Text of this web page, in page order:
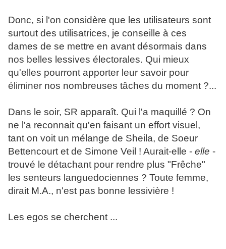
Donc, si l'on considère que les utilisateurs sont
surtout des utilisatrices, je conseille à ces
dames de se mettre en avant désormais dans
nos belles lessives électorales. Qui mieux
qu'elles pourront apporter leur savoir pour
éliminer nos nombreuses tâches du moment ?...
Dans le soir, SR apparaît. Qui l'a maquillé ? On
ne l'a reconnait qu'en faisant un effort visuel,
tant on voit un mélange de Sheila, de Soeur
Bettencourt et de Simone Veil ! Aurait-elle - elle -
trouvé le détachant pour rendre plus "Frêche"
les senteurs languedociennes ? Toute femme,
dirait M.A., n'est pas bonne lessivière !
Les egos se cherchent ...